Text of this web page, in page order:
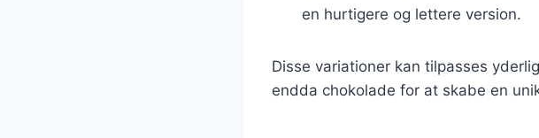
en hurtigere og lettere version.
Disse variationer kan tilpasses
endda chokolade for at skabe en